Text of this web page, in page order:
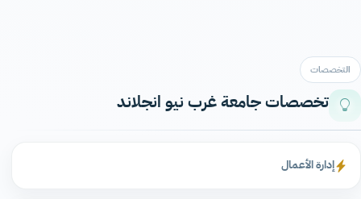
التخصصات
تخصصات جامعة غرب نيو انجلاند
إدارة الأعمال